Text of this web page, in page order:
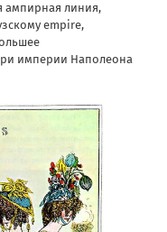
ампирная линия,
empire,
империи Наполеона